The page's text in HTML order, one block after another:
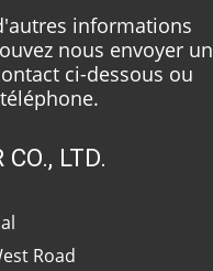
informations
nous envoyer un
ci-dessous ou
LTD.
Road